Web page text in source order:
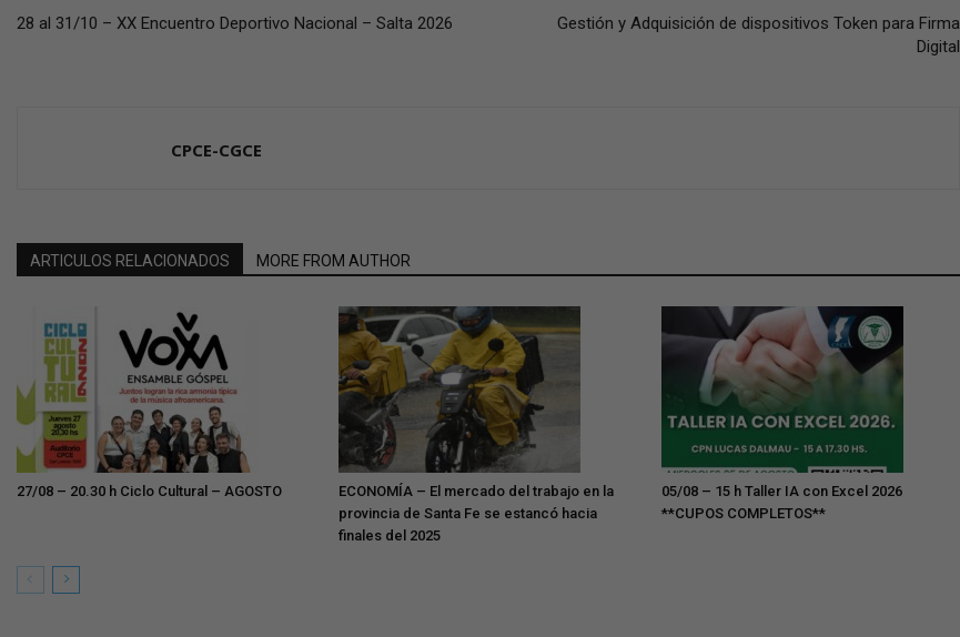
28 al 31/10 – XX Encuentro Deportivo Nacional – Salta 2026
Gestión y Adquisición de dispositivos Token para Firma
Digital
CPCE-CGCE
ARTICULOS RELACIONADOS MORE FROM AUTHOR
27/08 – 20.30 h Ciclo Cultural – AGOSTO
ECONOMÍA – El mercado del trabajo en la
provincia de Santa Fe se estancó hacia
finales del 2025
05/08 – 15 h Taller IA con Excel 2026
**CUPOS COMPLETOS**